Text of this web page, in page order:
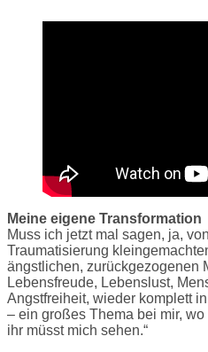
Meine eigene Transformation
Muss ich jetzt mal sagen, ja,
Traumatisierung
ängstlichen, zurückgezogenen
Lebensfreude, Lebenslust,
Angstfreiheit, wieder komplett
– ein großes Thema bei mir,
ihr müsst mich sehen.“